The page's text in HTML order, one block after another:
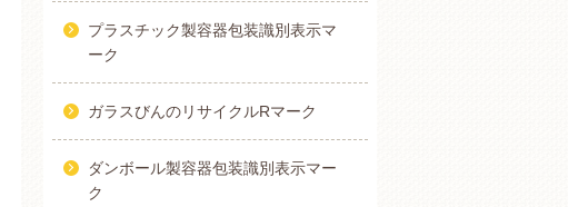
プラスチック製容器包装識別表示マ
ーク
ガラスびんのリサイクルRマーク
ダンボール製容器包装識別表示マー
ク